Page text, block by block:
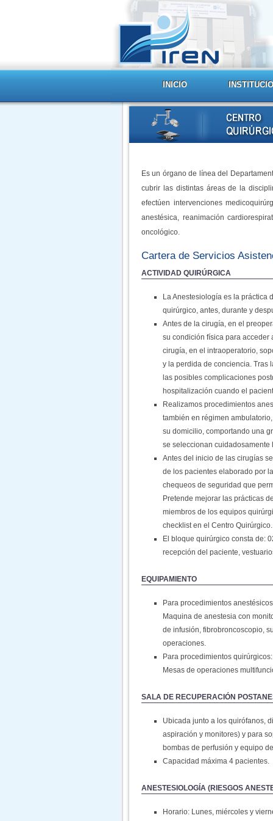
INICIO
Es un órgano de línea del
cubrir las distintas áreas de la
efectúen intervenciones
anestésica, reanimación
oncológico.
Cartera de Servicios
ACTIVIDAD QUIRÚRGICA
La Anestesiología es la
quirúrgico, antes, durante y
Antes de la cirugía, en el
su condición física para
cirugía, en el intraoperatorio,
y la perdida de conciencia. Tras
las posibles complicaciones
hospitalización cuando el
Realizamos procedimientos
también en régimen
su domicilio, comportando una
se seleccionan
Antes del inicio de las cirugías
de los pacientes elaborado por
chequeos de seguridad que
Pretende mejorar las prácticas
miembros de los equipos
checklist en el Centro Quirúrgico.
El bloque quirúrgico consta de:
recepción del paciente,
EQUIPAMIENTO
Para procedimientos
Maquina de anestesia con
de infusión, fibrobroncoscopio,
operaciones.
Para procedimientos quirúrgicos:
Mesas de operaciones
SALA DE RECUPERACIÓN
Ubicada junto a los quirófanos,
aspiración y monitores) y para
bombas de perfusión y equipo
Capacidad máxima 4 pacientes.
ANESTESIOLOGÍA (RIESGOS
Horario: Lunes, miércoles y